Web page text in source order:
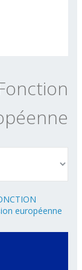
européenne